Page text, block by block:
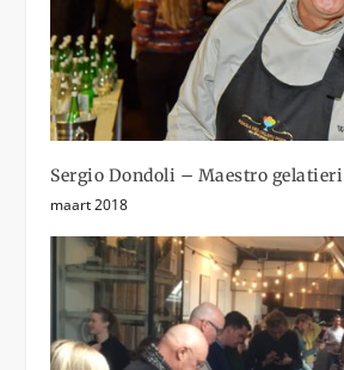
Sergio Dondoli – Maestro gelatieri
maart 2018